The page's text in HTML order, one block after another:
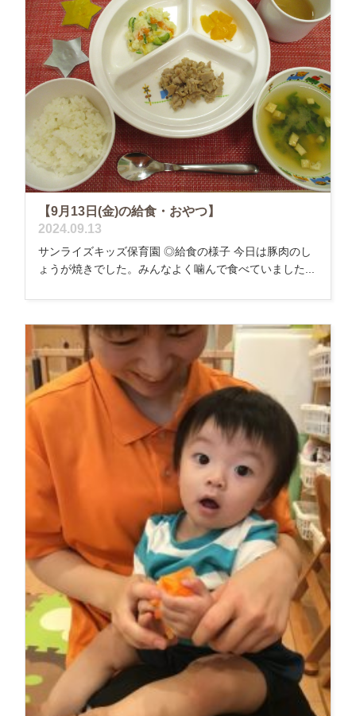
【9月13日(金)の給食・おやつ】
2024.09.13
サンライズキッズ保育園 ◎給食の様子 今日は豚肉のし
ょうが焼きでした。みんなよく噛んで食べていました...